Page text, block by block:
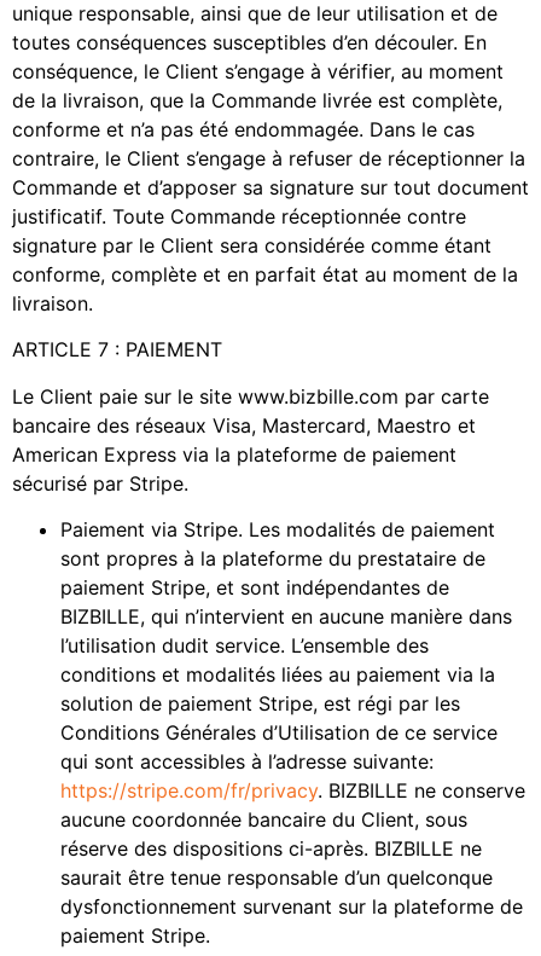
unique responsable, ainsi que de leur utilisation et de
toutes conséquences susceptibles d’en découler. En
conséquence, le Client s’engage à vérifier, au moment
de la livraison, que la Commande livrée est complète,
conforme et n’a pas été endommagée. Dans le cas
contraire, le Client s’engage à refuser de réceptionner la
Commande et d’apposer sa signature sur tout document
justificatif. Toute Commande réceptionnée contre
signature par le Client sera considérée comme étant
conforme, complète et en parfait état au moment de la
livraison.
ARTICLE 7 : PAIEMENT
Le Client paie sur le site www.bizbille.com par carte
bancaire des réseaux Visa, Mastercard, Maestro et
American Express via la plateforme de paiement
sécurisé par Stripe.
Paiement via Stripe. Les modalités de paiement
sont propres à la plateforme du prestataire de
paiement Stripe, et sont indépendantes de
BIZBILLE, qui n’intervient en aucune manière dans
l’utilisation dudit service. L’ensemble des
conditions et modalités liées au paiement via la
solution de paiement Stripe, est régi par les
Conditions Générales d’Utilisation de ce service
qui sont accessibles à l’adresse suivante:
https://stripe.com/fr/privacy. BIZBILLE ne conserve
aucune coordonnée bancaire du Client, sous
réserve des dispositions ci-après. BIZBILLE ne
saurait être tenue responsable d’un quelconque
dysfonctionnement survenant sur la plateforme de
paiement Stripe.